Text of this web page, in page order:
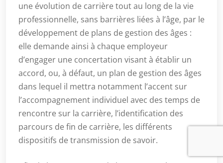
une évolution de carrière tout au long de la vie
professionnelle, sans barrières liées à l’âge, par le
développement de plans de gestion des âges :
elle demande ainsi à chaque employeur
d’engager une concertation visant à établir un
accord, ou, à défaut, un plan de gestion des âges
dans lequel il mettra notamment l’accent sur
l’accompagnement individuel avec des temps de
rencontre sur la carrière, l’identification des
parcours de fin de carrière, les différents
dispositifs de transmission de savoir.